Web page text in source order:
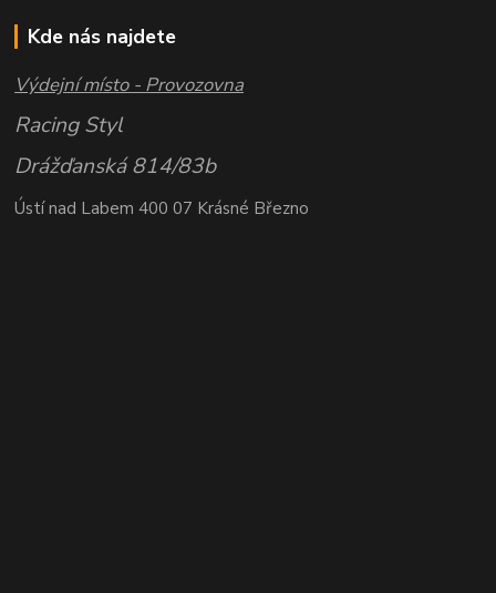
Kde nás najdete
Výdejní místo - Provozovna
Racing Styl
Drážďanská 814/83b
Ústí nad Labem 400 07 Krásné Březno